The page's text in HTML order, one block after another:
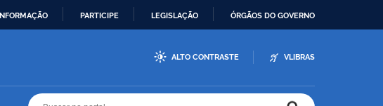
PARTICIPE LEGISLAÇÃO ÓRGÃOS DO GOVERNO
ALTO CONTRASTE VLIBRAS